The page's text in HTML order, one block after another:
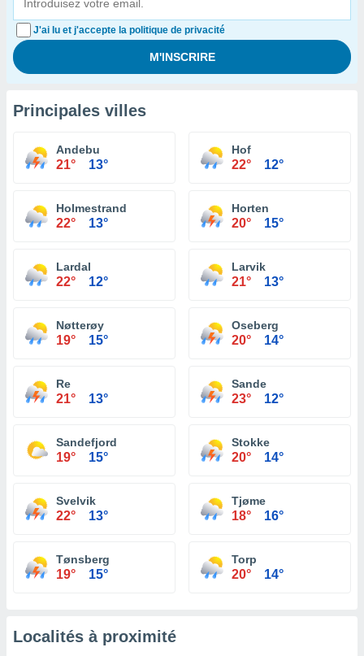
J'ai lu et j'accepte la politique de privacité
Principales villes
Andebu
21° 13°
Hof
22° 12°
Holmestrand
22° 13°
Horten
20° 15°
Lardal
22° 12°
Larvik
21° 13°
Nøtterøy
19° 15°
Oseberg
20° 14°
Re
21° 13°
Sande
23° 12°
Sandefjord
19° 15°
Stokke
20° 14°
Svelvik
22° 13°
Tjøme
18° 16°
Tønsberg
19° 15°
Torp
20° 14°
Localités à proximité